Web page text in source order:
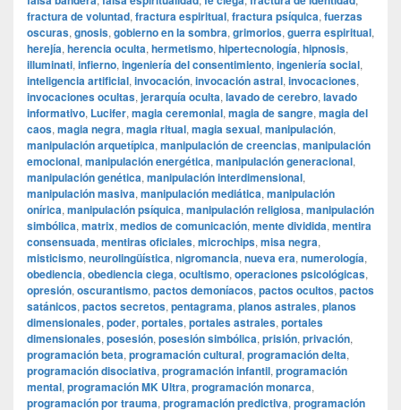
fractura de voluntad, fractura espiritual, fractura psíquica, fuerzas
oscuras, gnosis, gobierno en la sombra, grimorios, guerra espiritual,
herejía, herencia oculta, hermetismo, hipertecnología, hipnosis,
illuminati, infierno, ingeniería del consentimiento, ingeniería social,
inteligencia artificial, invocación, invocación astral, invocaciones,
invocaciones ocultas, jerarquía oculta, lavado de cerebro, lavado
informativo, Lucifer, magia ceremonial, magia de sangre, magia del
caos, magia negra, magia ritual, magia sexual, manipulación,
manipulación arquetípica, manipulación de creencias, manipulación
emocional, manipulación energética, manipulación generacional,
manipulación genética, manipulación interdimensional,
manipulación masiva, manipulación mediática, manipulación
onírica, manipulación psíquica, manipulación religiosa, manipulación
simbólica, matrix, medios de comunicación, mente dividida, mentira
consensuada, mentiras oficiales, microchips, misa negra,
misticismo, neurolingüística, nigromancia, nueva era, numerología,
obediencia, obediencia ciega, ocultismo, operaciones psicológicas,
opresión, oscurantismo, pactos demoníacos, pactos ocultos, pactos
satánicos, pactos secretos, pentagrama, planos astrales, planos
dimensionales, poder, portales, portales astrales, portales
dimensionales, posesión, posesión simbólica, prisión, privación,
programación beta, programación cultural, programación delta,
programación disociativa, programación infantil, programación
mental, programación MK Ultra, programación monarca,
programación por trauma, programación predictiva, programación